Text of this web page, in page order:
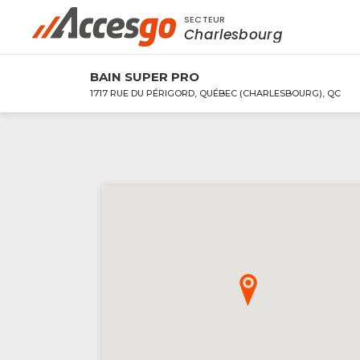
Rechercher à proximité - Entreprise /
SECTEUR
Charlesbourg
BAIN SUPER PRO
1717 RUE DU PÉRIGORD, QUÉBEC (CHARLESBOURG), QC